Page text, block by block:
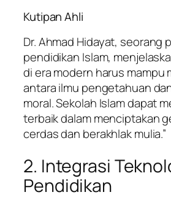
Kutipan Ahli
Dr. Ahmad Hidayat, seorang
pendidikan Islam,
di era modern harus mampu
antara ilmu pengetahuan
moral. Sekolah Islam dapat
terbaik dalam menciptakan
cerdas dan berakhlak mulia.”
2. Integrasi
Pendidikan